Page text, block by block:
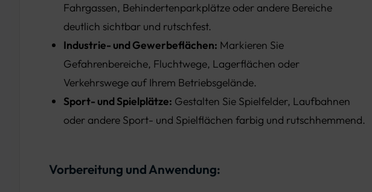
Fahrgassen, Behindertenparkplätze oder andere Bereiche
deutlich sichtbar und rutschfest.
Industrie- und Gewerbeflächen: Markieren Sie
Gefahrenbereiche, Fluchtwege, Lagerflächen oder
Verkehrswege auf Ihrem Betriebsgelände.
Sport- und Spielplätze: Gestalten Sie Spielfelder, Laufbahnen
oder andere Sport- und Spielflächen farbig und rutschhemmend.
Vorbereitung und Anwendung: